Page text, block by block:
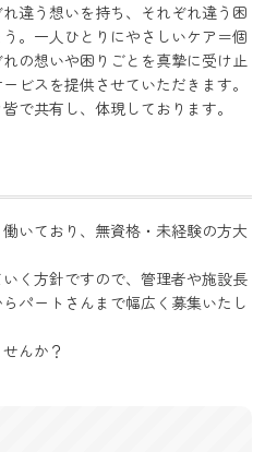
違う想いを持ち、それぞれ違う困
。一人ひとりにやさしいケア＝個
の想いや困りごとを真摯に受け止
ビスを提供させていただきます。
で共有し、体現しております。
いており、無資格・未経験の方大
く方針ですので、管理者や施設長
パートさんまで幅広く募集いたし
んか？